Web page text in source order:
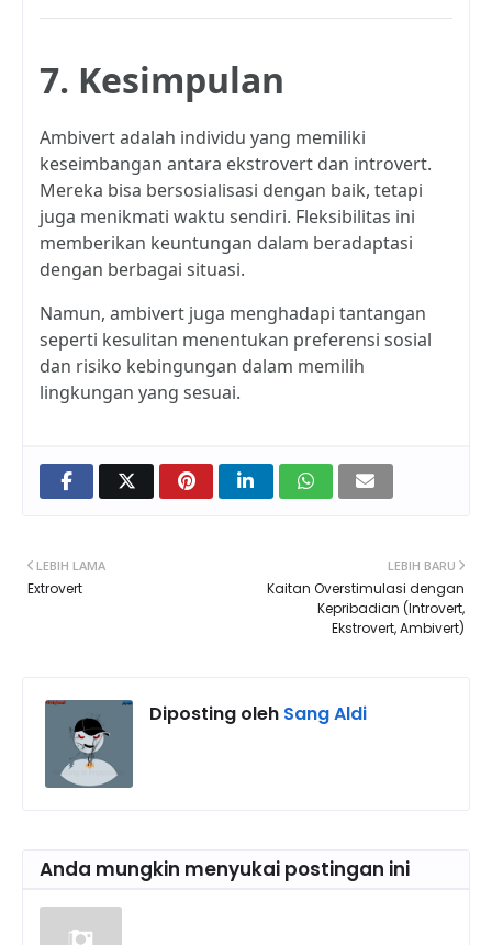
7. Kesimpulan
Ambivert adalah individu yang memiliki
keseimbangan antara ekstrovert dan introvert.
Mereka bisa bersosialisasi dengan baik, tetapi
juga menikmati waktu sendiri. Fleksibilitas ini
memberikan keuntungan dalam beradaptasi
dengan berbagai situasi.
Namun, ambivert juga menghadapi tantangan
seperti kesulitan menentukan preferensi sosial
dan risiko kebingungan dalam memilih
lingkungan yang sesuai.
LEBIH BARU
Kaitan Overstimulasi dengan
Kepribadian (Introvert,
Ekstrovert, Ambivert)
LEBIH LAMA
Extrovert
Diposting oleh Sang Aldi
Anda mungkin menyukai postingan ini